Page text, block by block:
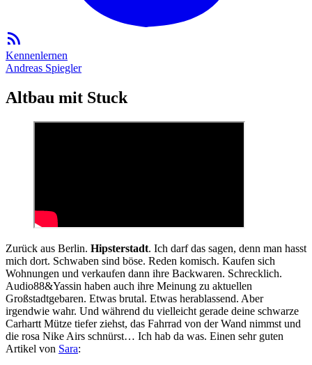
Kennenlernen
Andreas Spiegler
Altbau mit Stuck
Zurück aus Berlin. Hipsterstadt. Ich darf das sagen, denn man hasst
mich dort. Schwaben sind böse. Reden komisch. Kaufen sich
Wohnungen und verkaufen dann ihre Backwaren. Schrecklich.
Audio88&Yassin haben auch ihre Meinung zu aktuellen
Großstadtgebaren. Etwas brutal. Etwas herablassend. Aber
irgendwie wahr. Und während du vielleicht gerade deine schwarze
Carhartt Mütze tiefer ziehst, das Fahrrad von der Wand nimmst und
die rosa Nike Airs schnürst… Ich hab da was. Einen sehr guten
Artikel von Sara: